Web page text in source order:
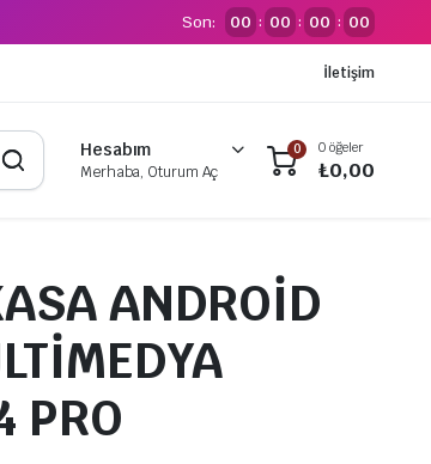
Son: 00 : 00 : 00 : 00
İletişim
Hesabım
Merhaba, Oturum Aç
0 0 öğeler
₺0,00
ANDROİD
PRO